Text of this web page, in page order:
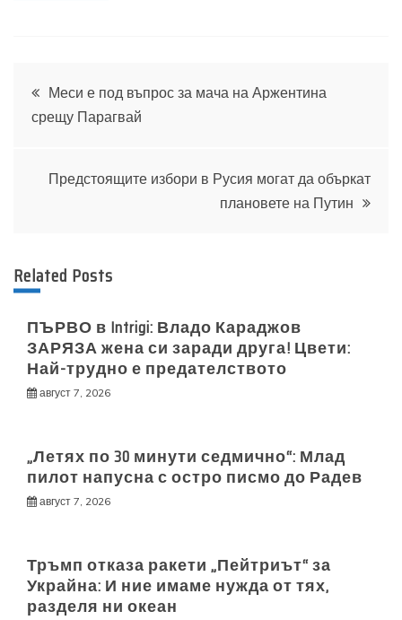
Навигация
Меси е под въпрос за мача на Аржентина
срещу Парагвай
Предстоящите избори в Русия могат да объркат
плановете на Путин
Related Posts
ПЪРВО в Intrigi: Владо Караджов
ЗАРЯЗА жена си заради друга! Цвети:
Най-трудно е предателството
август 7, 2026
„Летях по 30 минути седмично“: Млад
пилот напусна с остро писмо до Радев
август 7, 2026
Тръмп отказа ракети „Пейтриът“ за
Украйна: И ние имаме нужда от тях,
разделя ни океан